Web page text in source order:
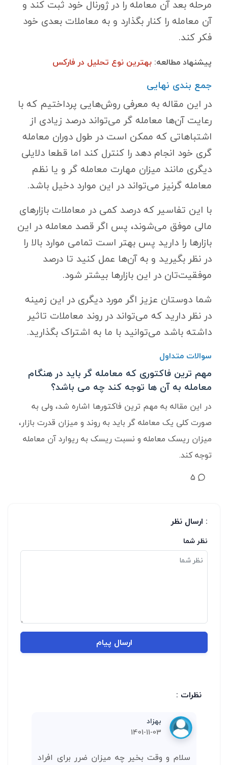
مرحله بعد آن معامله را در ژورنال خود ثبت کند و
آن معامله را کنار بگذارد و به معاملات بعدی خود
فکر کند.
پیشنهاد مطالعه: بهترین نوع تحلیل در فارکس
جمع بندی نهایی
در این مقاله به معرفی روش‌هایی پرداختیم که با
رعایت آن‌ها معامله گر می‌تواند درصد زیادی از
اشتباهاتی که ممکن است در طول دوران معامله
گری خود انجام دهد را کنترل کند اما قطعا دلایلی
دیگری مانند میزان مهارت معامله گر و یا نظم
معامله گرنیز می‌تواند در این موارد دخیل باشد.
با این تفاسیر که درصد کمی در معاملات بازارهای
مالی موفق می‌شوند، پس اگر قصد معامله در این
بازارها را دارید پس بهتر است تمامی موارد بالا را
در نظر بگیرید و به آن‌ها عمل کنید تا درصد
موفقیت‌تان در این بازارها بیشتر شود.
شما دوستان عزیز اگر مورد دیگری در این زمینه
در نظر دارید که می‌تواند در روند معاملات تاثیر
داشته باشد می‌توانید با ما به اشتراک بگذارید.
سوالات متداول
مهم ترین فاکتوری که معامله گر باید در هنگام
معامله به آن ها توجه کند چه می باشد؟
در این مقاله به مهم ترین فاکتورها اشاره شد، ولی به
صورت کلی یک معامله گر باید به روند و میزان قدرت بازار،
میزان ریسک معامله و نسبت ریسک به ریوارد آن معامله
توجه کند.
5
: ارسال نظر
نظر شما
ارسال پیام
نظرات :
بهزاد
1401-11-03
سلام و وقت بخیر چه میزان ضرر برای افراد